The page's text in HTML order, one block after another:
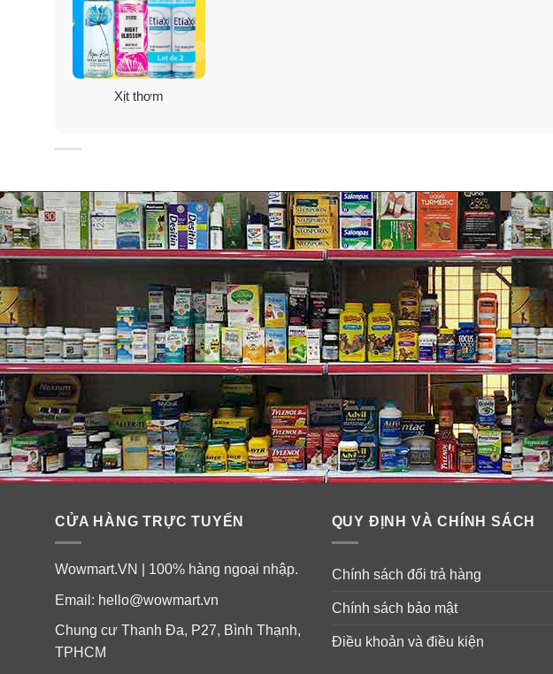
Xịt thơm
CỬA HÀNG TRỰC TUYẾN
Wowmart.VN | 100% hàng ngoại nhập.
Email: hello@wowmart.vn
Chung cư Thanh Đa, P27, Bình Thạnh,
TPHCM
QUY ĐỊNH VÀ CHÍNH SÁCH
Chính sách đổi trả hàng
Chính sách bảo mật
Điều khoản và điều kiện